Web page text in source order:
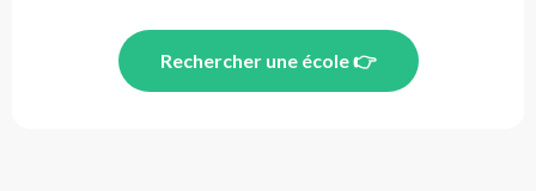
Rechercher une école 👉